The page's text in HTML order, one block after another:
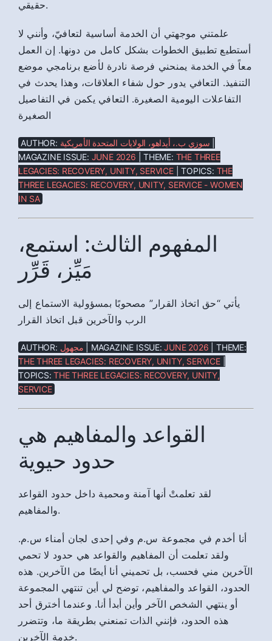
حقيقي.
علمتني موجهتي أن الخدمة أساسية لتعافيّ، وأنني لا
أستطيع تطبيق الخطوات بشكل كامل من دونها. إن العمل
معاً في الخدمة يمنحني فرصة نادرة لأضع برنامجي موضع
التنفيذ. التعافي يدور حول شفاء العلاقات، وهذا يحدث في
التفاعلات اليومية الصغيرة. التعافي يكمن في التفاصيل
الصغيرة
AUTHOR: سوزي ب.، أيداهو، الولايات المتحدة الأمريكية
MAGAZINE ISSUE: JUNE 2026 | THEME: THE THREE
LEGACIES: RECOVERY, UNITY, SERVICE| TOPICS: THE
THREE LEGACIES: RECOVERY, UNITY, SERVICE - WOMEN
IN SA
المفهوم الثالث: استمع،
مَيِّز، قَرِّر
يأتي “حق اتخاذ القرار” مصحوبًا بمسؤولية الاستماع إلى
الرب والآخرين قبل اتخاذ القرار
AUTHOR: مجهول | MAGAZINE ISSUE:JUNE 2026 | THEME:
THE THREE LEGACIES: RECOVERY, UNITY, SERVICE|
TOPICS:THE THREE LEGACIES: RECOVERY, UNITY,
SERVICE
القواعد والمفاهيم هي
حدود حيوية
لقد تعلمتْ أنها آمنة ومحمية داخل حدود القواعد
والمفاهيم.
أنا أخدم في مجموعة س.م وفي إحدى لجان أمناء س.م.
ولقد تعلمت أن المفاهيم والقواعد هي حدود لا تحمي
الآخرين مني فحسب، بل تحميني أنا أيضًا من الآخرين. هذه
الحدود، القواعد والمفاهيم، توضح لي أين تنتهي المجموعة
أو ينتهي الشخص الآخر وأين أبدأ أنا. وعندما أخترق أحد
هذه الحدود، فإنني الذات تمنعني بطريقة ما، وتتضرر
خدمة الآخرين.